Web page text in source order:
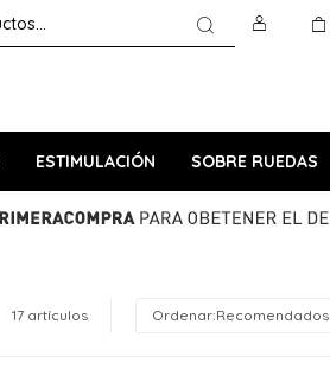
ESTIMULACIÓN SOBRE RUEDAS
17 artículos Recomendados